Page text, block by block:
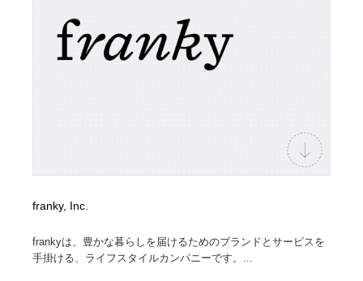
franky, Inc.
frankyは、豊かな暮らしを届けるためのブランドとサービスを
手掛ける、ライフスタイルカンパニーです。...